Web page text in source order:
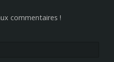
commentaires !